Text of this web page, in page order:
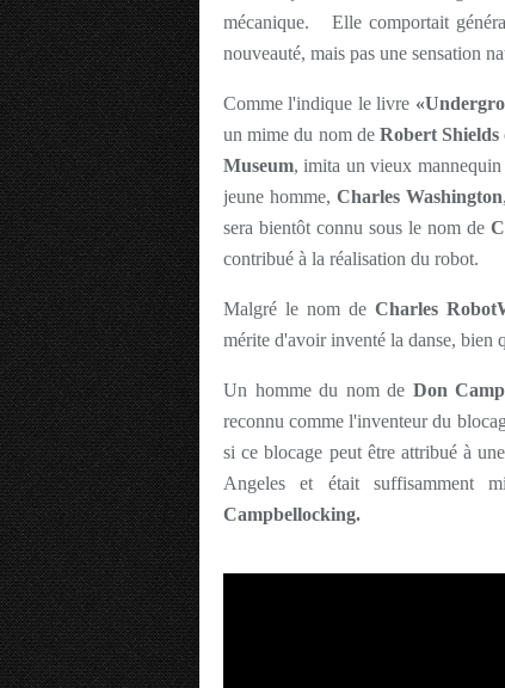
mécanique. Elle comportait
nouveauté, mais pas une sensation
Comme l'indique le livre
un mime du nom de Robert Shields
Museum, imita un vieux mannequin
jeune homme, Charles Washington
sera bientôt connu sous le nom de
contribué à la réalisation du robot.
Malgré le nom de Charles
mérite d'avoir inventé la danse, bien
Un homme du nom de Don
reconnu comme l'inventeur du
si ce blocage peut être attribué à
Angeles et était suffisamment
Campbellocking.